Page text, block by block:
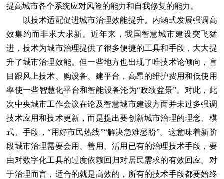
提高城市各个系统应对风险的能力和自我修复的能力。
以技术适配促进城市治理效能提升。内涵式发展强调高
效集约而非求大求新。近年来，我国智慧城市建设突飞猛
进，技术为城市治理提供了很多便捷的工具和手段，大大提
升了城市治理效能。但一些地方也出现了唯技术论倾向，盲
目跟风上技术、购设备、建平台，高昂的维护费用和低使用
率使一些智慧化平台和智能设备沦为“政绩盆景”。对此，此
次中央城市工作会议在论及智慧城市建设方面并未过多强调
技术应用和技术更新，而是提出要创新城市治理的理念、模
式、手段，“用好市民热线”“解决急难愁盼”。这意味着新阶
段城市治理需要会用、善用、活用已有的治理技术手段，要
由对数字化工具的过度依赖回归对居民需求的有效回应。对
于治理而言，适合的就是高效的，所有的技术手段都要始终